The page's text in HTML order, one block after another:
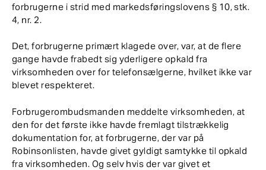
forbrugerne i strid med markedsføringslovens § 10, stk.
4, nr. 2.
Det, forbrugerne primært klagede over, var, at de flere
gange havde frabedt sig yderligere opkald fra
virksomheden over for telefonsælgerne, hvilket ikke var
blevet respekteret.
Forbrugerombudsmanden meddelte virksomheden, at
den for det første ikke havde fremlagt tilstrækkelig
dokumentation for, at forbrugerne, der var på
Robinsonlisten, havde givet gyldigt samtykke til opkald
fra virksomheden. Og selv hvis der var givet et